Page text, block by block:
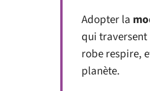
Adopter la
qui traversent
robe respire,
planète.